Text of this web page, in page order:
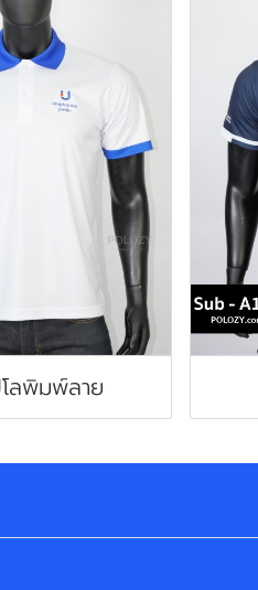
โลพิมพ์ลาย